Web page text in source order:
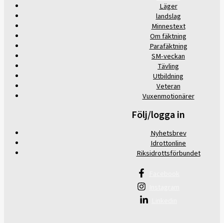
Läger
landslag
Minnestext
Om fäktning
Parafäktning
SM-veckan
Tävling
Utbildning
Veteran
Vuxenmotionärer
Följ/logga in
Nyhetsbrev
Idrottonline
Riksidrottsförbundet